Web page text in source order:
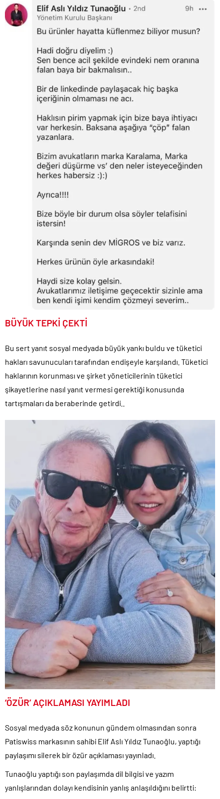
BÜYÜK TEPKİ ÇEKTİ
Bu sert yanıt sosyal medyada büyük yankı buldu ve tüketici
hakları savunucuları tarafından endişeyle karşılandı. Tüketici
haklarının korunması ve şirket yöneticilerinin tüketici
şikayetlerine nasıl yanıt vermesi gerektiği konusunda
tartışmaları da beraberinde getirdi..
‘ÖZÜR’ AÇIKLAMASI YAYIMLADI
Sosyal medyada söz konunun gündem olmasından sonra
Patiswiss markasının sahibi Elif Aslı Yıldız Tunaoğlu, yaptığı
paylaşımı silerek bir özür açıklaması yayınladı.
Tunaoğlu yaptığı son paylaşımda dil bilgisi ve yazım
yanlışlarından dolayı kendisinin yanlış anlaşıldığını belirtti: